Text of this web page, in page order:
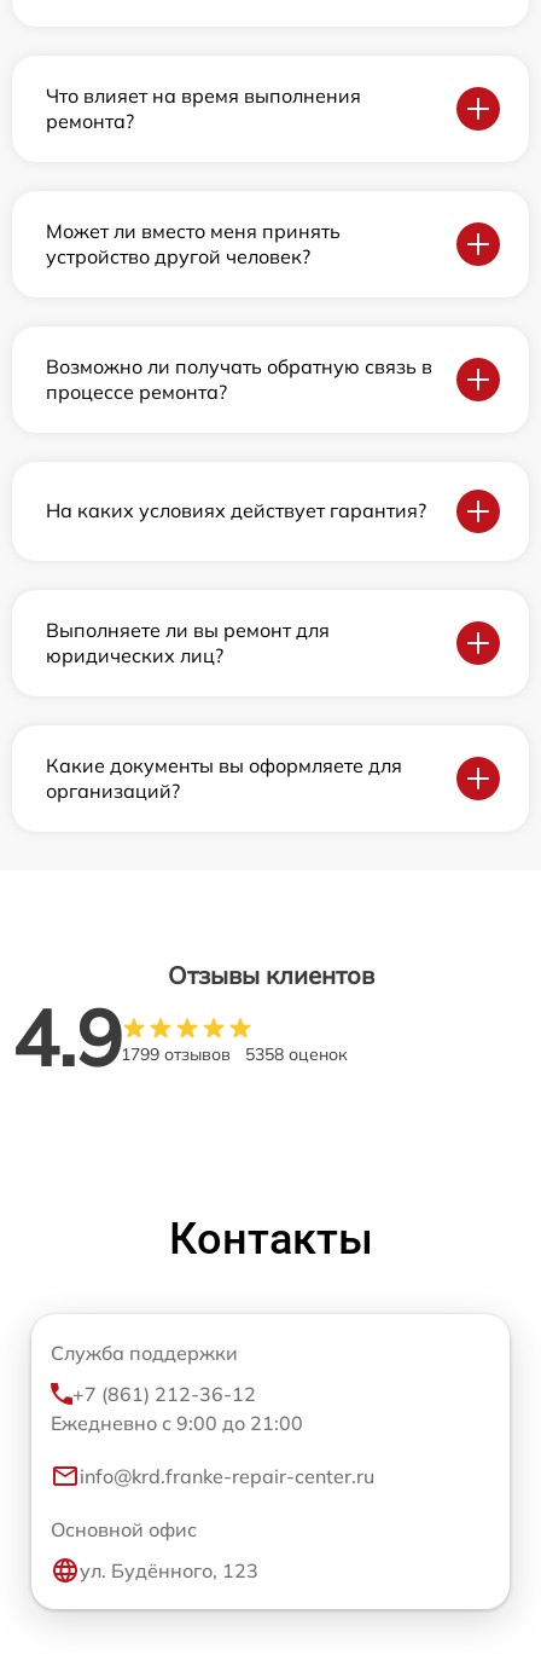
Что влияет на время выполнения
ремонта?
Может ли вместо меня принять
устройство другой человек?
Возможно ли получать обратную связь в
процессе ремонта?
На каких условиях действует гарантия?
Выполняете ли вы ремонт для
юридических лиц?
Какие документы вы оформляете для
организаций?
Отзывы клиентов
4.91799 отзывов 5358 оценок
Контакты
Служба поддержки
+7 (861) 212-36-12
Ежедневно с 9:00 до 21:00
info@krd.franke-repair-center.ru
Основной офис
ул. Будённого, 123